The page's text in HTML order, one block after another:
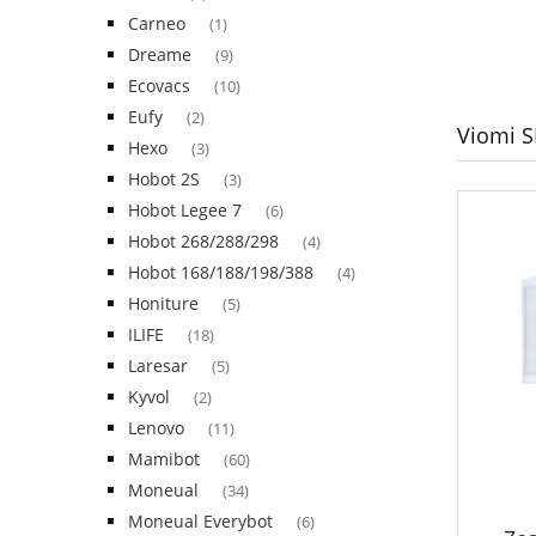
Carneo (1)
Dreame (9)
Ecovacs (10)
Eufy (2)
Hexo (3)
Hobot 2S (3)
Hobot Legee 7 (6)
Hobot 268/288/298 (4)
Hobot 168/188/198/388 (4)
Honiture (5)
ILIFE (18)
Laresar (5)
Kyvol (2)
Lenovo (11)
Mamibot (60)
Moneual (34)
Moneual Everybot (6)
Viomi